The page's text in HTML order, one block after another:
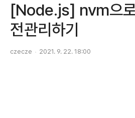
[Node.js] nvm으
전관리하기
czecze 2021. 9. 22. 18:00